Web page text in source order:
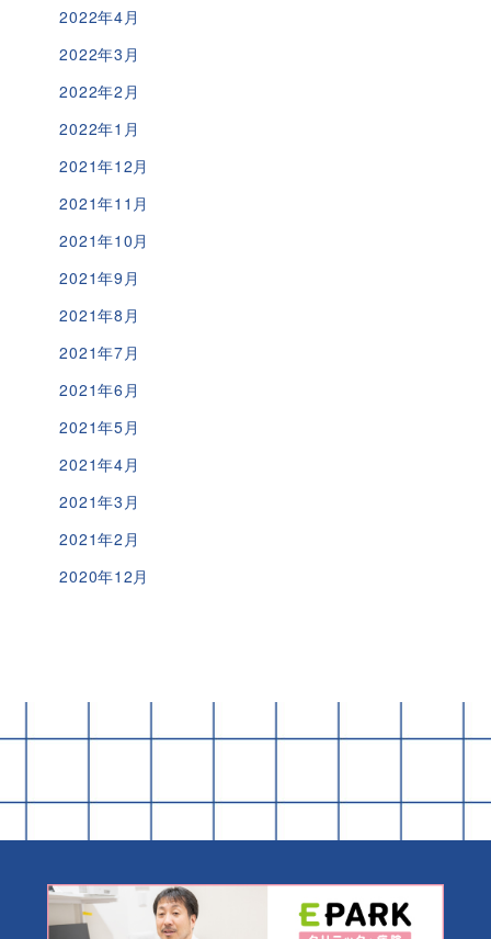
2022年4月
2022年3月
2022年2月
2022年1月
2021年12月
2021年11月
2021年10月
2021年9月
2021年8月
2021年7月
2021年6月
2021年5月
2021年4月
2021年3月
2021年2月
2020年12月